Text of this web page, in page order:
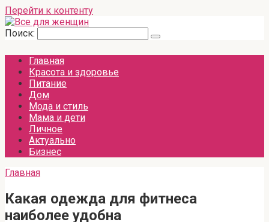
Перейти к контенту
Поиск:
Главная
Красота и здоровье
Питание
Дом
Мода и стиль
Мама и дети
Личное
Актуально
Бизнес
Главная
Какая одежда для фитнеса
наиболее удобна